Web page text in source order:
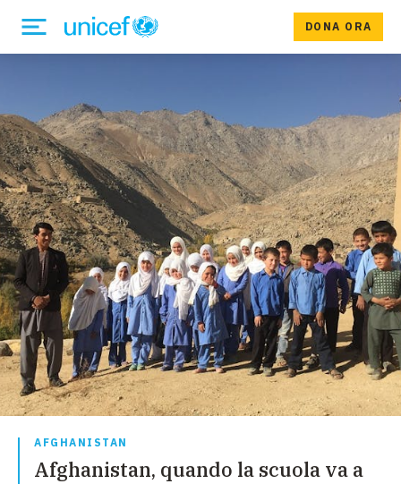
DONA ORA
AFGHANISTAN
Afghanistan, quando la scuola va a